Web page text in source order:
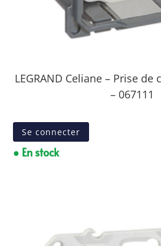
LEGRAND Celiane – Prise
– 067111
Se connecter
● En stock